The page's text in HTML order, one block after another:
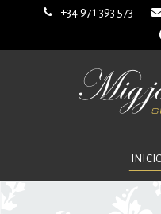
+34 971 393 573